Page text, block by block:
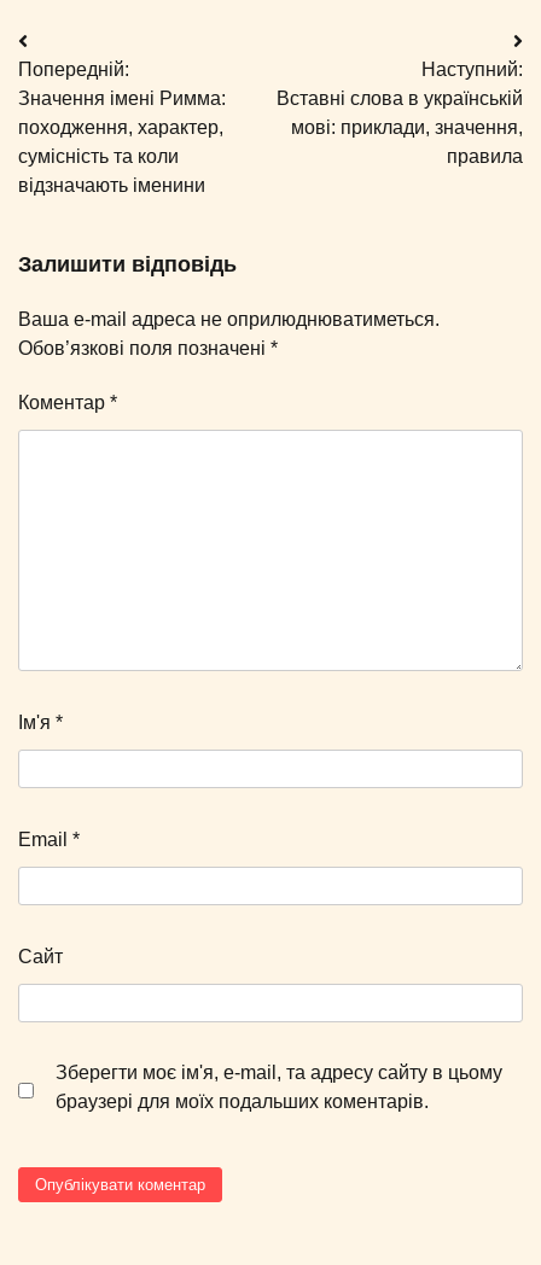
Навігація
записів
Попередній:
Значення імені Римма:
походження, характер,
сумісність та коли
відзначають іменини
Наступний:
Вставні слова в українській
мові: приклади, значення,
правила
Залишити відповідь
Ваша e-mail адреса не оприлюднюватиметься.
Обов’язкові поля позначені *
Коментар *
Ім'я *
Email *
Сайт
Зберегти моє ім'я, e-mail, та адресу сайту в цьому
браузері для моїх подальших коментарів.